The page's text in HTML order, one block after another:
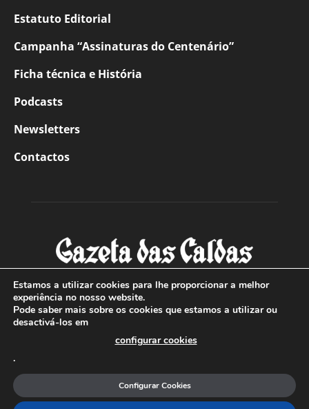
Estatuto Editorial
Campanha “Assinaturas do Centenário”
Ficha técnica e História
Podcasts
Newsletters
Contactos
SOBRE NÓS
Com sede nas Caldas da Rainha e mais de 90 anos de
a sul de distrito de Leiria, com mais de 40.000 leitores por
toda a região Oeste. Jornal com distribuição em Portugal
Continental e assinatura online.
Estamos a utilizar cookies para lhe proporcionar a melhor
experiência no nosso website.
Pode saber mais sobre os cookies que estamos a utilizar ou
desactivá-los em
configurar cookies
.
Configurar Cookies